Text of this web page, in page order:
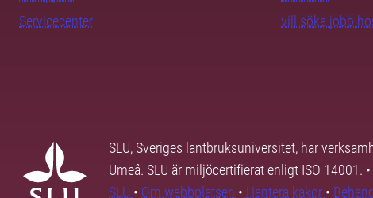
Servicecenter
vill söka jobb
SLU, Sveriges lantbruksuniversitet, har
Umeå. SLU är miljöcertifierat enligt ISO 14001.
SLU • Om webbplatsen • Hantera kakor •